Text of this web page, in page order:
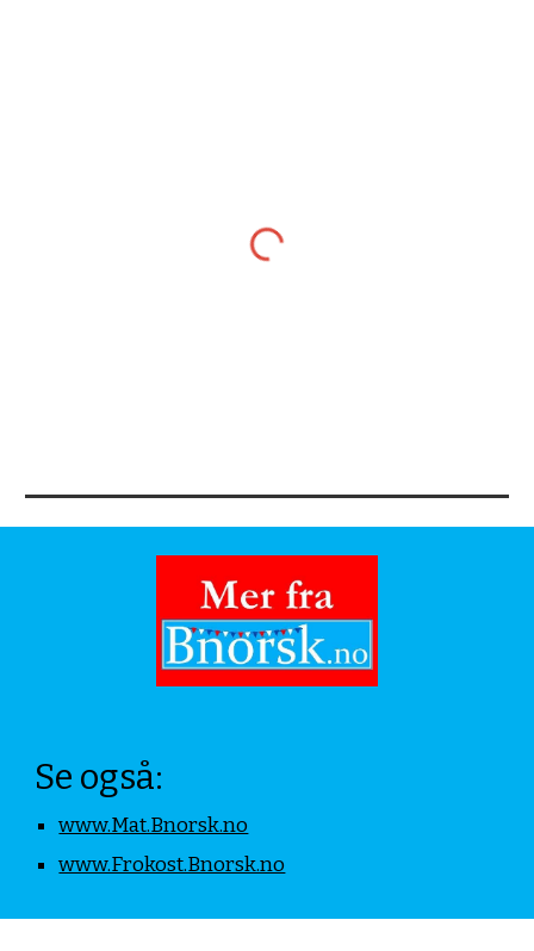
Se også:
www.Mat.Bnorsk.no
www.Frokost.Bnorsk.no